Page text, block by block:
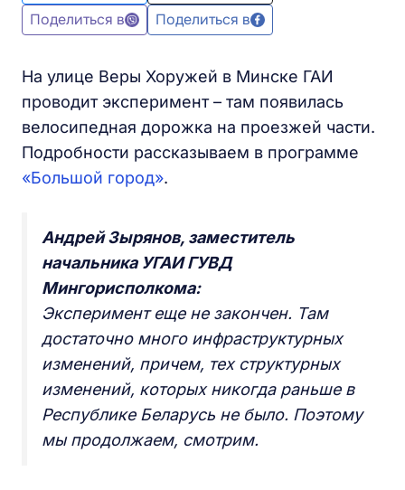
Поделиться в
Поделиться в
На улице Веры Хоружей в Минске ГАИ
проводит эксперимент – там появилась
велосипедная дорожка на проезжей части.
Подробности рассказываем в программе
«Большой город».
Андрей Зырянов, заместитель
начальника УГАИ ГУВД
Мингорисполкома:
Эксперимент еще не закончен. Там
достаточно много инфраструктурных
изменений, причем, тех структурных
изменений, которых никогда раньше в
Республике Беларусь не было. Поэтому
мы продолжаем, смотрим.